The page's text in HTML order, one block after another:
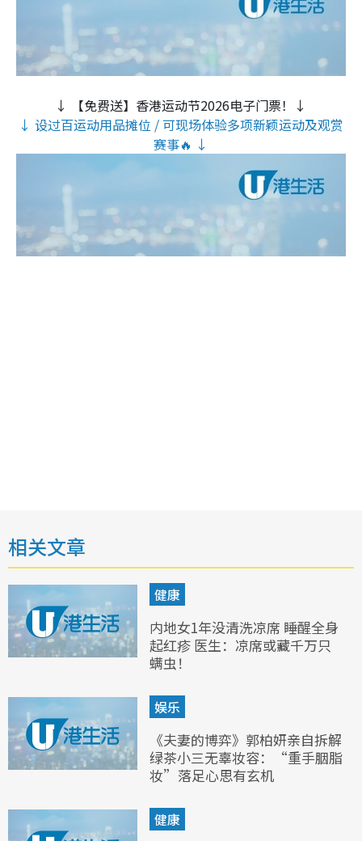
↓ 【免费送】香港运动节2026电子门票！↓
↓ 设过百运动用品摊位 / 可现场体验多项新颖运动及观赏
赛事🔥 ↓
相关文章
健康
内地女1年没清洗凉席 睡醒全身
起红疹 医生：凉席或藏千万只
螨虫！
娱乐
《夫妻的博弈》郭柏妍亲自拆解
绿茶小三无辜妆容：“重手胭脂
妆”落足心思有玄机
健康